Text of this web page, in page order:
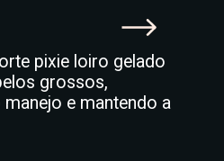
pixie loiro gelado
grossos,
e mantendo a